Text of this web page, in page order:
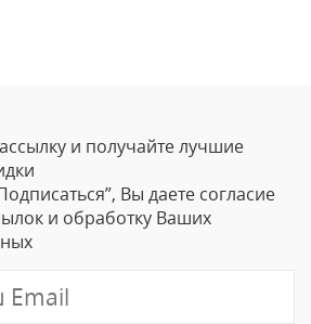
и получайте лучшие
Вы даете согласие
и обработку Ваших